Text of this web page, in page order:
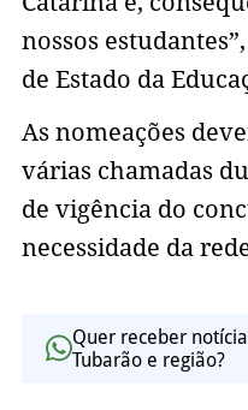
nossos
de Estado da
As nomeações
várias chamadas
de vigência do
necessidade da
Quer receber
Tubarão e região?